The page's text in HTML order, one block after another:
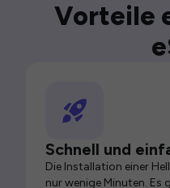
Vorteile
Schnell und
Die Installation einer
nur wenige Minuten. Es